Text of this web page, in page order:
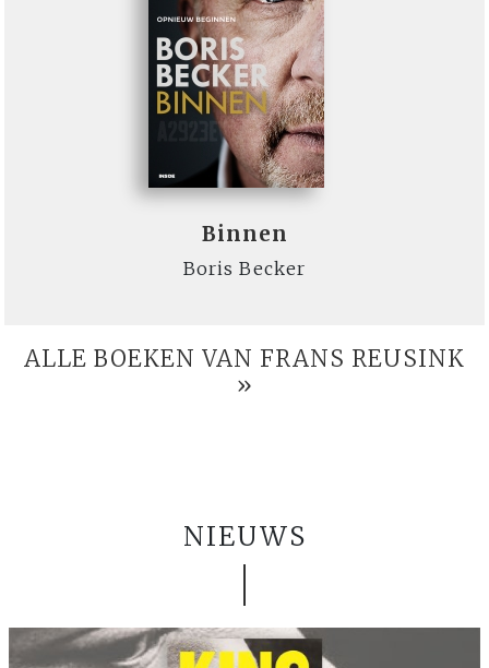
Binnen
Boris Becker
ALLE BOEKEN VAN FRANS REUSINK
»
NIEUWS